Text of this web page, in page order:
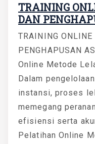
TRAINING
DAN
TRAINING ONLINE
PENGHAPUSAN
Online Metode
Dalam
instansi, proses
memegang
efisiensi serta
Pelatihan Online